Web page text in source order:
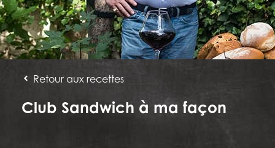
Retour aux recettes
Club Sandwich à ma façon